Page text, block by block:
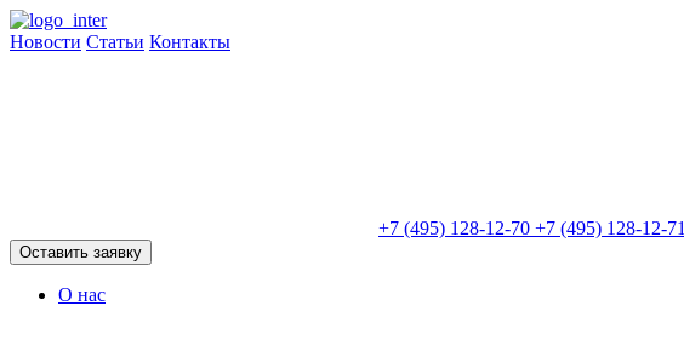
Новости Статьи Контакты
+7 (495) 128-12-70 +7 (495) 128-12-71
Оставить заявку
О нас